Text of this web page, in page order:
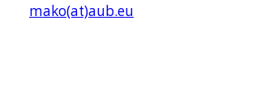
mako(at)aub.eu